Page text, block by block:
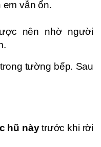
vẫn ổn.
nên nhờ người
tường bếp. Sau
hũ nàytrước khi rời